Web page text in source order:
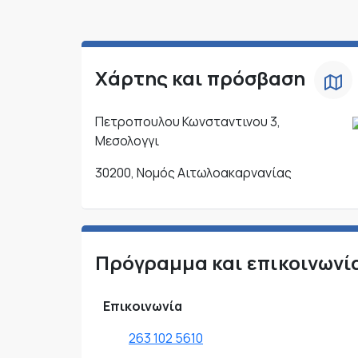
Χάρτης και πρόσβαση
Πετροπουλου Κωνσταντινου 3,
Μεσολογγι
30200, Νομός Αιτωλοακαρνανίας
Πρόγραμμα και
Επικοινωνία
263 102 5610